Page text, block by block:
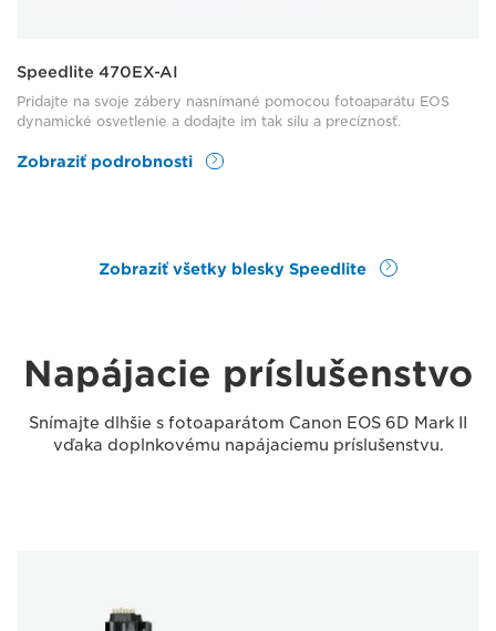
Speedlite 470EX-AI
Pridajte na svoje zábery nasnímané pomocou fotoaparátu EOS
dynamické osvetlenie a dodajte im tak silu a precíznosť.
Zobraziť podrobnosti
Zobraziť všetky blesky Speedlite
Napájacie príslušenstvo
Snímajte dlhšie s fotoaparátom Canon EOS 6D Mark II
vďaka doplnkovému napájaciemu príslušenstvu.